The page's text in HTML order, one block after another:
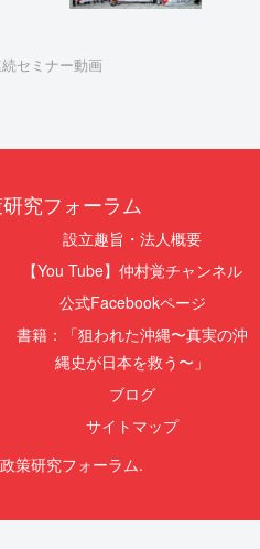
セミナー動画
究フォーラム
設立趣旨・法人概要
【You Tube】仲村覚チャンネル
公式Facebookページ
書籍：「狙われた沖縄〜真実の沖
縄史が日本を救う〜」
ブログ
サイトマップ
策研究フォーラム.